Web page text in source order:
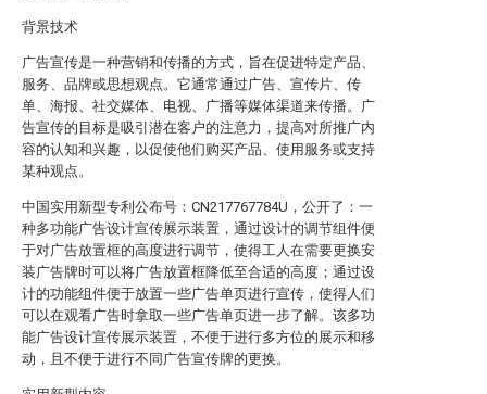
背景技术
广告宣传是一种营销和传播的方式，旨在促进特定产品、
服务、品牌或思想观点。它通常通过广告、宣传片、传
单、海报、社交媒体、电视、广播等媒体渠道来传播。广
告宣传的目标是吸引潜在客户的注意力，提高对所推广内
容的认知和兴趣，以促使他们购买产品、使用服务或支持
某种观点。
中国实用新型专利公布号：CN217767784U，公开了：一
种多功能广告设计宣传展示装置，通过设计的调节组件便
于对广告放置框的高度进行调节，使得工人在需要更换安
装广告牌时可以将广告放置框降低至合适的高度；通过设
计的功能组件便于放置一些广告单页进行宣传，使得人们
可以在观看广告时拿取一些广告单页进一步了解。该多功
能广告设计宣传展示装置，不便于进行多方位的展示和移
动，且不便于进行不同广告宣传牌的更换。